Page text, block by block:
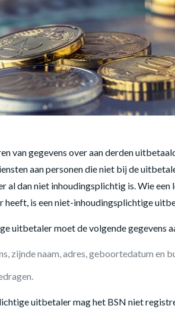
van gegevens over aan derden
aan personen die niet bij de
al dan niet inhoudingsplichtig is. Wie
heeft, is een niet-inhoudingsplichtige
uitbetaler moet de volgende gegevens
zijnde naam, adres, geboortedatum en
uitbetaler mag het BSN niet